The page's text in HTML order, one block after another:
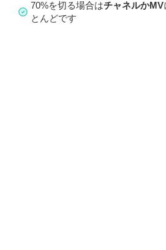
70%を切る場合はチャネルかMV
とんどです